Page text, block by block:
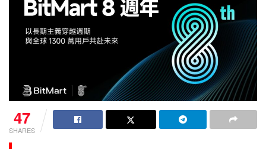
47
SHARES